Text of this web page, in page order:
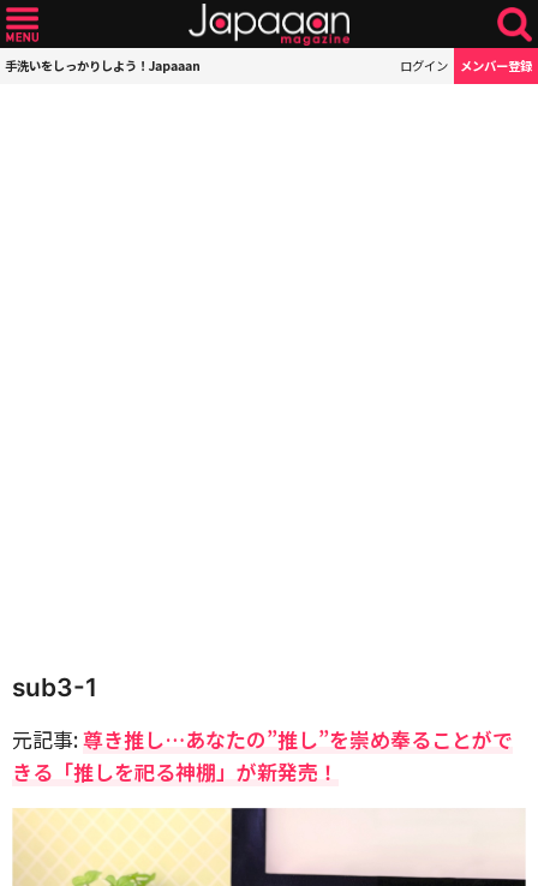
手洗いをしっかりしよう！Japaaan ログイン メンバー登録
sub3-1
元記事:尊き推し…あなたの”推し”を崇め奉ることがで
きる「推しを祀る神棚」が新発売！